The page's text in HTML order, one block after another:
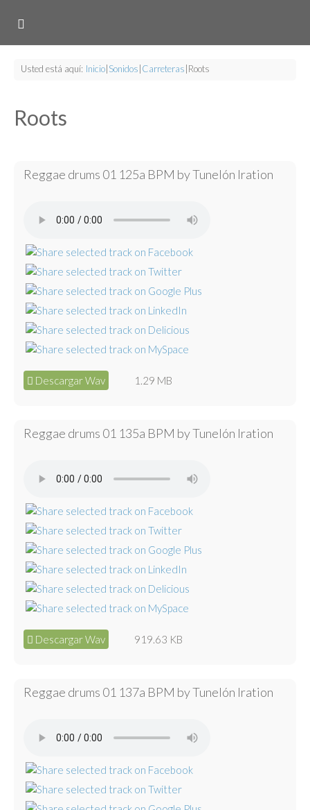
Usted está aquí: Inicio Sonidos Carreteras Roots
Roots
Reggae drums 01 125a BPM by Tunelón Iration
Descargar Wav 1.29 MB
Reggae drums 01 135a BPM by Tunelón Iration
Descargar Wav 919.63 KB
Reggae drums 01 137a BPM by Tunelón Iration